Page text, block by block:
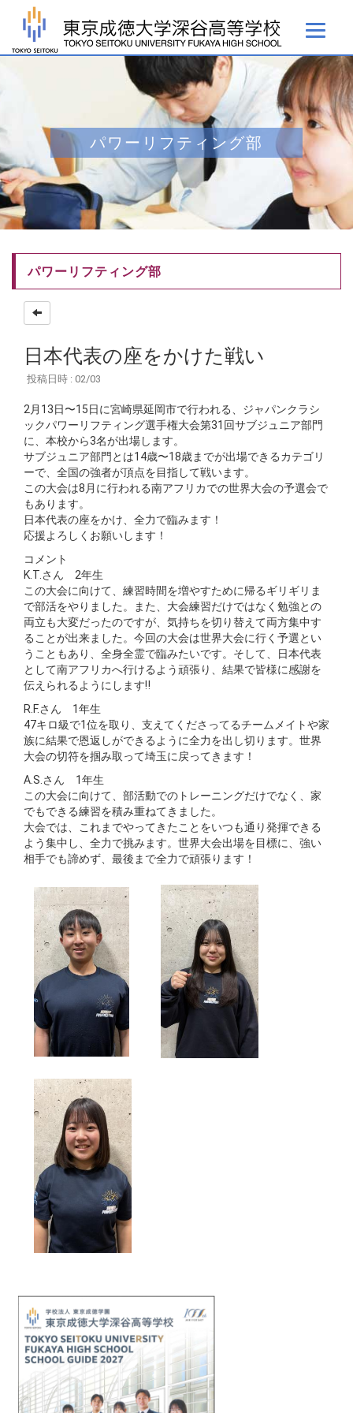
パワーリフティング部
パワーリフティング部
日本代表の座をかけた戦い
投稿日時 : 02/03
2月13日〜15日に宮崎県延岡市で行われる、ジャパンクラシ
ックパワーリフティング選手権大会第31回サブジュニア部門
に、本校から3名が出場します。
サブジュニア部門とは14歳〜18歳までが出場できるカテゴリ
ーで、全国の強者が頂点を目指して戦います。
この大会は8月に行われる南アフリカでの世界大会の予選会で
もあります。
日本代表の座をかけ、全力で臨みます！
応援よろしくお願いします！
コメント
K.T.さん 2年生
この大会に向けて、練習時間を増やすために帰るギリギリま
で部活をやりました。また、大会練習だけではなく勉強との
両立も大変だったのですが、気持ちを切り替えて両方集中す
ることが出来ました。今回の大会は世界大会に行く予選とい
うこともあり、全身全霊で臨みたいです。そして、日本代表
として南アフリカへ行けるよう頑張り、結果で皆様に感謝を
伝えられるようにします‼️
R.F.さん 1年生
47キロ級で1位を取り、支えてくださってるチームメイトや家
族に結果で恩返しができるように全力を出し切ります。世界
大会の切符を掴み取って埼玉に戻ってきます！
A.S.さん 1年生
この大会に向けて、部活動でのトレーニングだけでなく、家
でもできる練習を積み重ねてきました。
大会では、これまでやってきたことをいつも通り発揮できる
よう集中し、全力で挑みます。世界大会出場を目標に、強い
相手でも諦めず、最後まで全力で頑張ります！